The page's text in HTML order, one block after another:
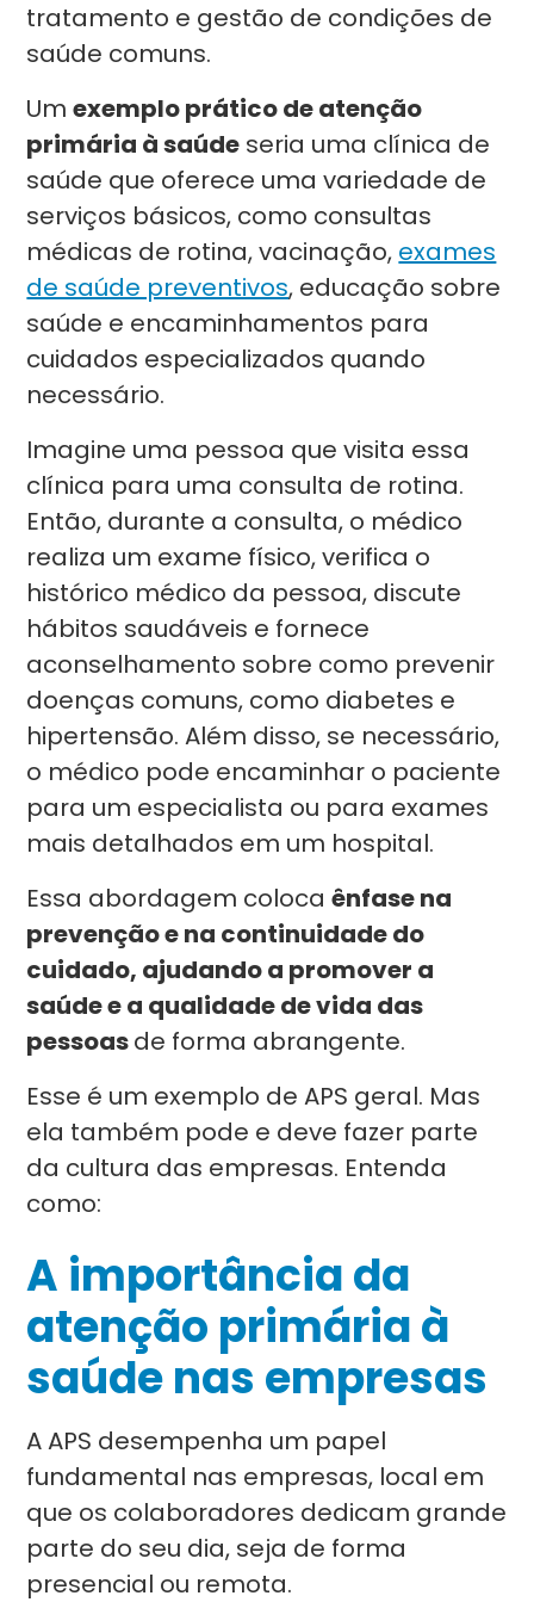
tratamento e gestão de condições de
saúde comuns.
Umexemplo prático de atenção
primária à saúde seria uma clínica de
saúde que oferece uma variedade de
serviços básicos, como consultas
médicas de rotina, vacinação, exames
de saúde preventivos, educação sobre
saúde e encaminhamentos para
cuidados especializados quando
necessário.
Imagine uma pessoa que visita essa
clínica para uma consulta de rotina.
Então, durante a consulta, o médico
realiza um exame físico, verifica o
histórico médico da pessoa, discute
hábitos saudáveis ​​e fornece
aconselhamento sobre como prevenir
doenças comuns, como diabetes e
hipertensão. Além disso, se necessário,
o médico pode encaminhar o paciente
para um especialista ou para exames
mais detalhados em um hospital.
Essa abordagem colocaênfase na
prevenção e na continuidade do
cuidado, ajudando a promover a
saúde e a qualidade de vida das
pessoasde forma abrangente.
Esse é um exemplo de APS geral. Mas
ela também pode e deve fazer parte
da cultura das empresas. Entenda
como:
A importância da
atenção primária à
saúde nas empresas
A APS desempenha um papel
fundamental nas empresas, local em
que os colaboradores dedicam grande
parte do seu dia, seja de forma
presencial ou remota.